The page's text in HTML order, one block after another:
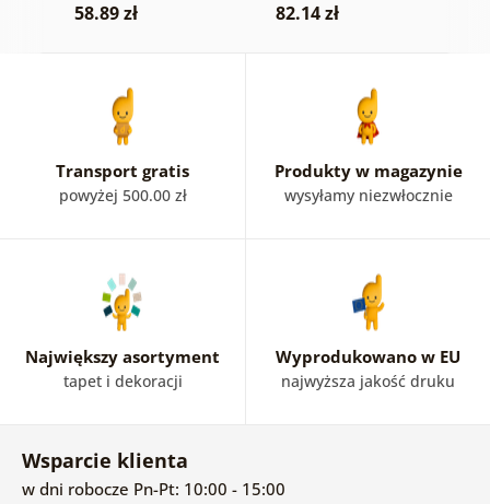
58.89 zł 82.14 zł
Transport gratis
powyżej 500.00 zł
Produkty w magazynie
wysyłamy niezwłocznie
Największy asortyment
tapet i dekoracji
Wyprodukowano w EU
najwyższa jakość druku
Wsparcie klienta
w dni robocze Pn-Pt: 10:00 - 15:00